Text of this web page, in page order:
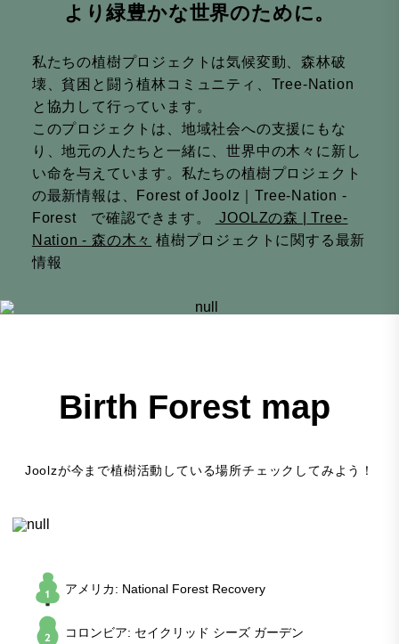
より緑豊かな世界のために。
私たちの植樹プロジェクトは気候変動、森林破
壊、貧困と闘う植林コミュニティ、Tree-Nation
と協力して行っています。
このプロジェクトは、地域社会への支援にもな
り、地元の人たちと一緒に、世界中の木々に新し
い命を与えています。私たちの植樹プロジェクト
の最新情報は、Forest of Joolz｜Tree-Nation -
Forest で確認できます。
JOOLZの森 | Tree-
Nation - 森の木々 植樹プロジェクトに関する最新
情報
Birth Forest map
Joolzが今まで植樹活動している場所チェックしてみよう！
アメリカ: National Forest Recovery
コロンビア: セイクリッド シーズ ガーデン